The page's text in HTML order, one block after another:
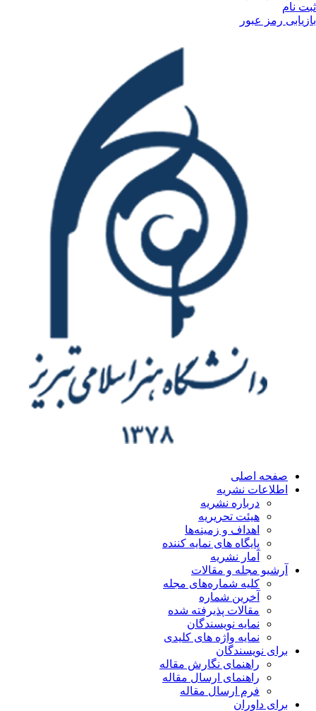
عبور
اصلی
نشریه
درباره نشریه
هیئت تحریریه
اهداف و زمینه‌ها
پایگاه های نمایه کننده
آمار نشریه
مجله و مقالات
کلیه شماره‌های مجله
آخرین شماره
مقالات پذیرفته شده
نمایه نویسندگان
نمایه واژه های کلیدی
نویسندگان
راهنمای نگارش مقاله
راهنمای ارسال مقاله
فرم ارسال مقاله
داوران